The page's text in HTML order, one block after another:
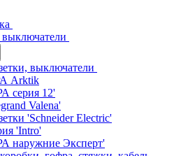
выключатели
выключатели
Arktik
серия 12'
Valena'
'Schneider Electric'
'Intro'
наружние Эксперт'